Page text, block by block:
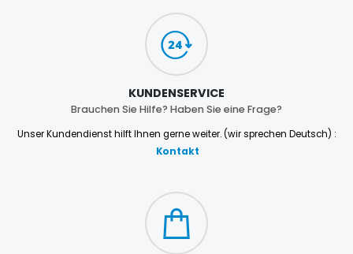
KUNDENSERVICE
Brauchen Sie Hilfe? Haben Sie eine Frage?
Unser Kundendienst hilft Ihnen gerne weiter. (wir sprechen Deutsch) :
Kontakt